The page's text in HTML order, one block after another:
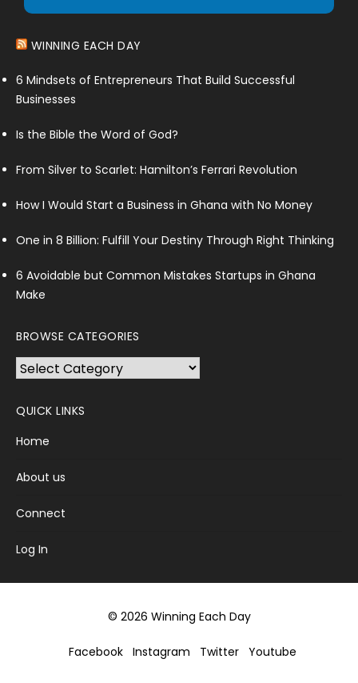
WINNING EACH DAY
6 Mindsets of Entrepreneurs That Build Successful
Businesses
Is the Bible the Word of God?
From Silver to Scarlet: Hamilton’s Ferrari Revolution
How I Would Start a Business in Ghana with No Money
One in 8 Billion: Fulfill Your Destiny Through Right Thinking
6 Avoidable but Common Mistakes Startups in Ghana
Make
BROWSE CATEGORIES
Browse
QUICK LINKS
Home
About us
Connect
Log In
© 2026 Winning Each Day
Facebook Instagram Twitter Youtube